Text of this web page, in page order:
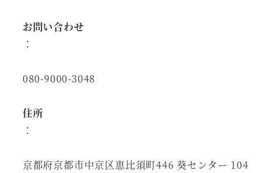
お問い合わせ
：
080-9000-3048
住所
：
京都府京都市中京区恵比須町446 葵センター 104